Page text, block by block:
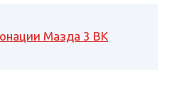
Мазда 3 BK